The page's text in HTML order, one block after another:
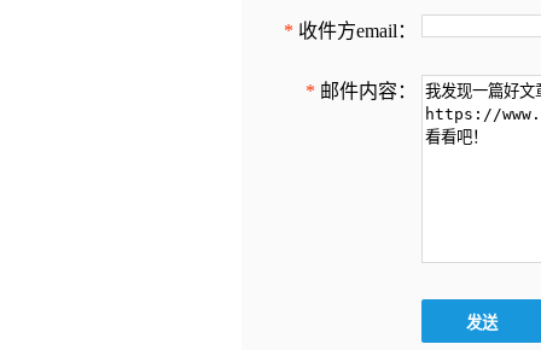
* 收件方email：
* 邮件内容：